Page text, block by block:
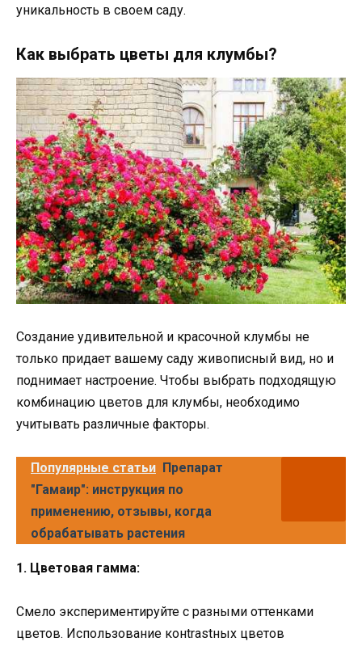
уникальность в своем саду.
Как выбрать цветы для клумбы?
Создание удивительной и красочной клумбы не
только придает вашему саду живописный вид, но и
поднимает настроение. Чтобы выбрать подходящую
комбинацию цветов для клумбы, необходимо
учитывать различные факторы.
Популярные статьи Препарат
"Гамаир": инструкция по
применению, отзывы, когда
обрабатывать растения
1. Цветовая гамма:
Смело экспериментируйте с разными оттенками
цветов. Использование конtrаstных цветов